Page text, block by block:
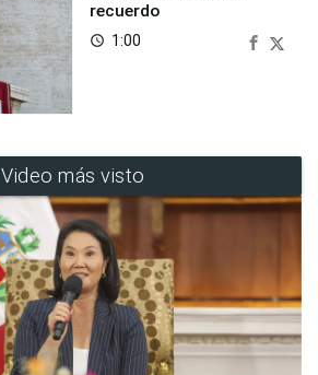
recuerdo
access_time 1:00
Video más visto